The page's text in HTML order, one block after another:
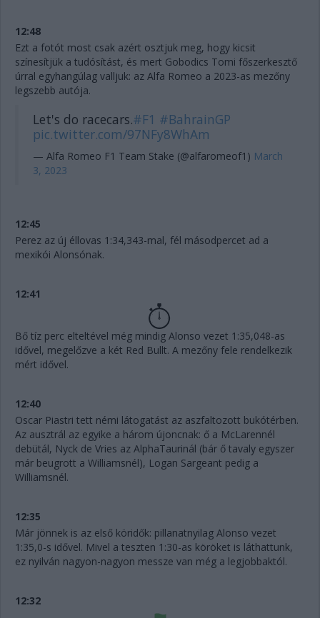
12:48
Ezt a fotót most csak azért osztjuk meg, hogy kicsit
színesítjük a tudósítást, és mert Gobodics Tomi főszerkesztő
úrral egyhangúlag valljuk: az Alfa Romeo a 2023-as mezőny
legszebb autója.
Let's do racecars.#F1 #BahrainGP
pic.twitter.com/97NFy8WhAm
— Alfa Romeo F1 Team Stake (@alfaromeof1) March
3, 2023
12:45
Perez az új éllovas 1:34,343-mal, fél másodpercet ad a
mexikói Alonsónak.
12:41
Bő tíz perc elteltével még mindig Alonso vezet 1:35,048-as
idővel, megelőzve a két Red Bullt. A mezőny fele rendelkezik
mért idővel.
12:40
Oscar Piastri tett némi látogatást az aszfaltozott bukótérben.
Az ausztrál az egyike a három újoncnak: ő a McLarennél
debütál, Nyck de Vries az AlphaTaurinál (bár ő tavaly egyszer
már beugrott a Williamsnél), Logan Sargeant pedig a
Williamsnél.
12:35
Már jönnek is az első köridők: pillanatnyilag Alonso vezet
1:35,0-s idővel. Mivel a teszten 1:30-as köröket is láthattunk,
ez nyilván nagyon-nagyon messze van még a legjobbaktól.
12:32